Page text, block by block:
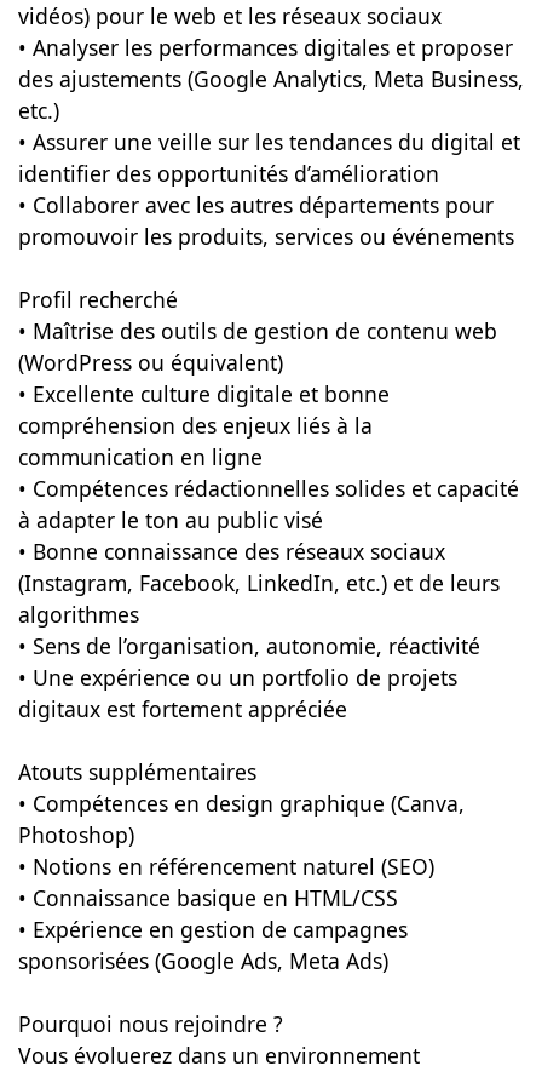
vidéos) pour le web et les réseaux sociaux
• Analyser les performances digitales et proposer
des ajustements (Google Analytics, Meta Business,
etc.)
• Assurer une veille sur les tendances du digital et
identifier des opportunités d’amélioration
• Collaborer avec les autres départements pour
promouvoir les produits, services ou événements
Profil recherché
• Maîtrise des outils de gestion de contenu web
(WordPress ou équivalent)
• Excellente culture digitale et bonne
compréhension des enjeux liés à la
communication en ligne
• Compétences rédactionnelles solides et capacité
à adapter le ton au public visé
• Bonne connaissance des réseaux sociaux
(Instagram, Facebook, LinkedIn, etc.) et de leurs
algorithmes
• Sens de l’organisation, autonomie, réactivité
• Une expérience ou un portfolio de projets
digitaux est fortement appréciée
Atouts supplémentaires
• Compétences en design graphique (Canva,
Photoshop)
• Notions en référencement naturel (SEO)
• Connaissance basique en HTML/CSS
• Expérience en gestion de campagnes
sponsorisées (Google Ads, Meta Ads)
Pourquoi nous rejoindre ?
Vous évoluerez dans un environnement